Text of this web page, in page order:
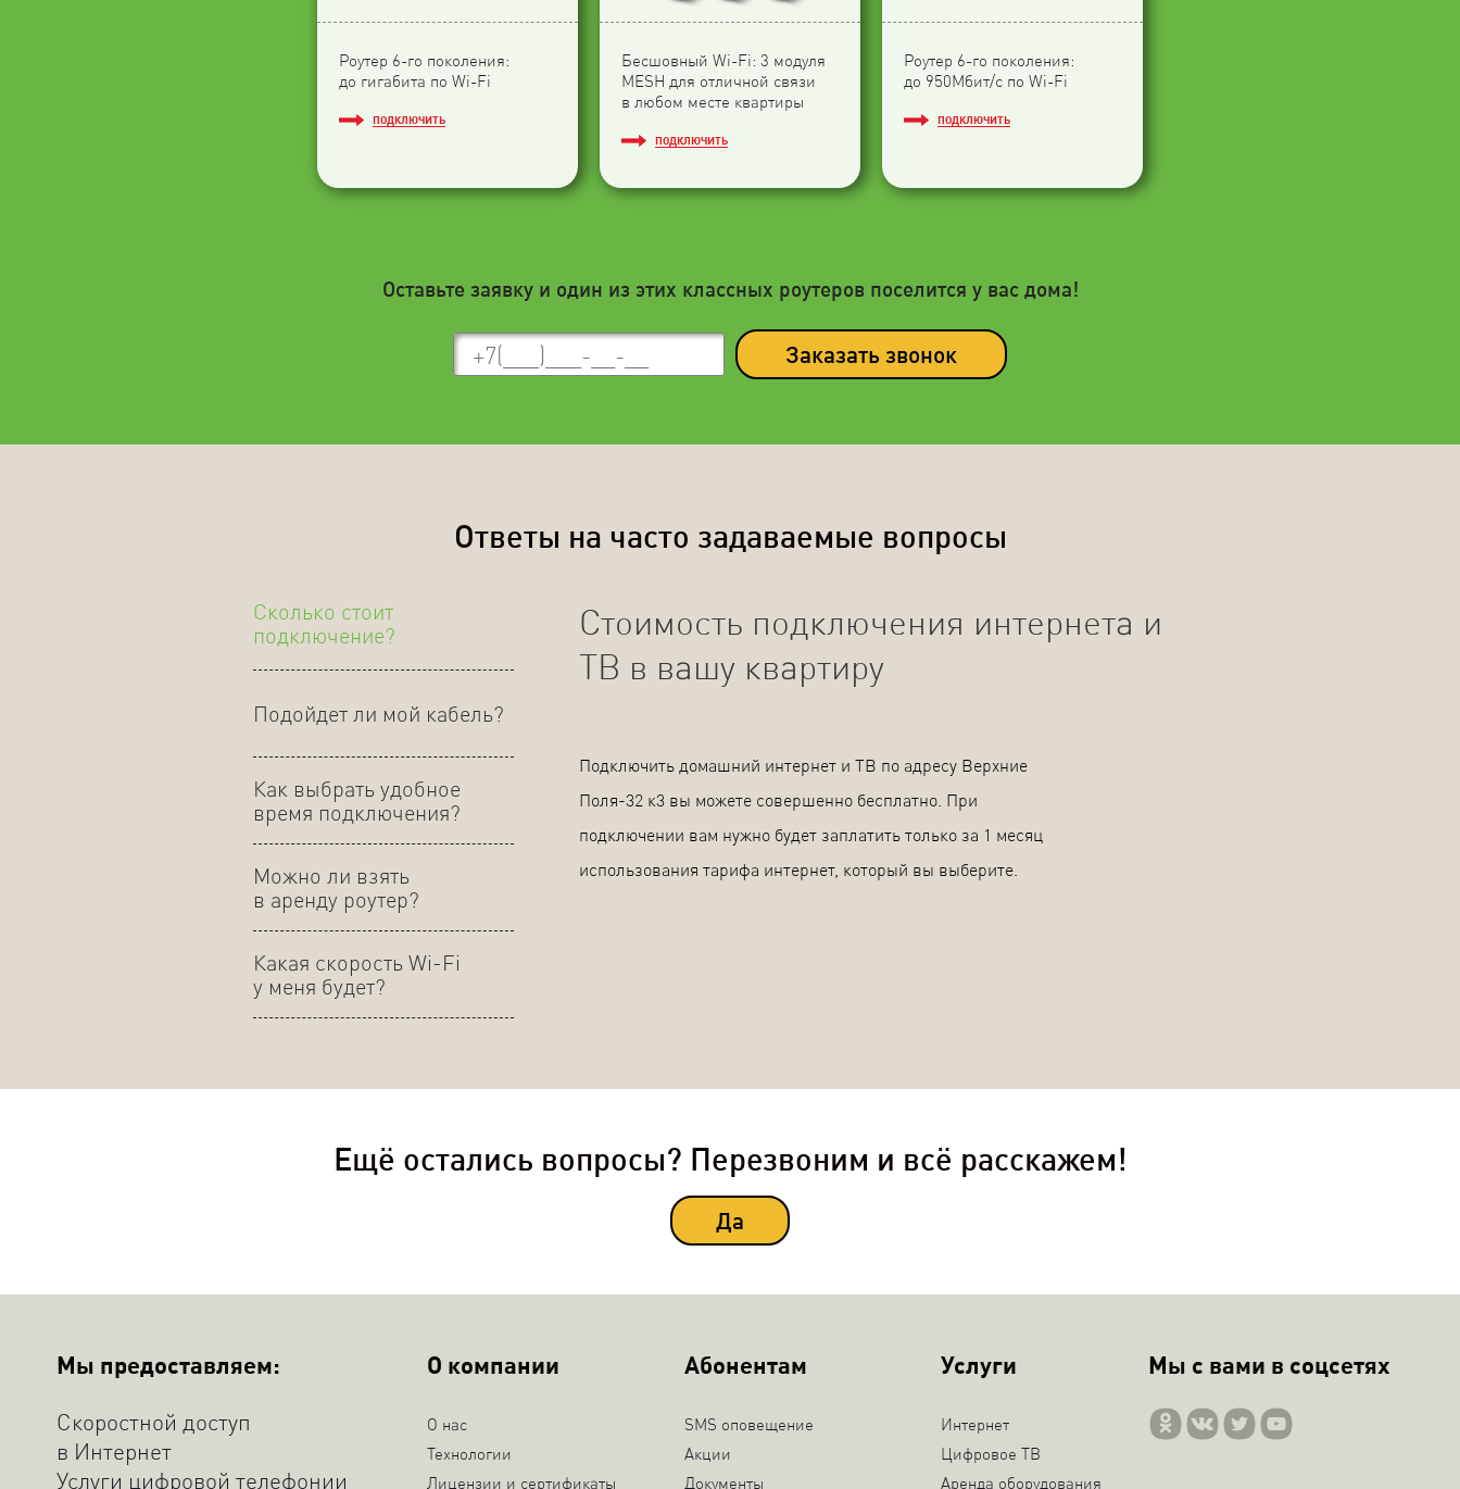
Роутер 6-го поколения:
до гигабита по Wi-Fi
ПОДКЛЮЧИТЬ
Бесшовный Wi-Fi: 3 модуля
МESH для отличной связи
в любом месте квартиры
ПОДКЛЮЧИТЬ
Роутер 6-го поколения:
до 950Мбит/с по Wi-Fi
ПОДКЛЮЧИТЬ
Оставьте заявку и один из этих классных роутеров поселится у вас дома!
Заказать звонок
Ответы на часто задаваемые вопросы
Сколько стоит
подключение?
Подойдет ли мой кабель?
Как выбрать удобное
время подключения?
Можно ли взять
в аренду роутер?
Какая скорость Wi-Fi
у меня будет?
Стоимость подключения интернета и
ТВ в вашу квартиру
Подключить домашний интернет и ТВ по адресу Верхние
Поля-32 к3 вы можете совершенно бесплатно. При
подключении вам нужно будет заплатить только за 1 месяц
использования тарифа интернет, который вы выберите.
Ещё остались вопросы? Перезвоним и всё расскажем!
Да
Мы предоставляем:
Скоростной доступ
в Интернет
Услуги цифровой телефонии
О компании
О нас
Технологии
Лицензии и сертификаты
Абонентам
SMS оповещение
Акции
Документы
Услуги
Интернет
Цифровое ТВ
Аренда оборудования
Мы с вами в соцсетях